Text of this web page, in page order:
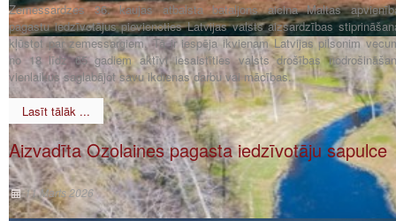
Zemessardzes 36. kaujas atbalsta bataljons aicina Maltas
pagastu iedzīvotājus pievienoties Latvijas valsts aizsardzības
kļūstot par zemessargiem. Tā ir iespēja ikvienam Latvijas pilsonim
no 18 līdz 65 gadiem aktīvi iesaistīties valsts drošības
vienlaikus saglabājot savu ikdienas darbu vai mācības.
Lasīt tālāk ...
Aizvadīta Ozolaines pagasta iedzīvotāju sapulce
11 Marts 2026